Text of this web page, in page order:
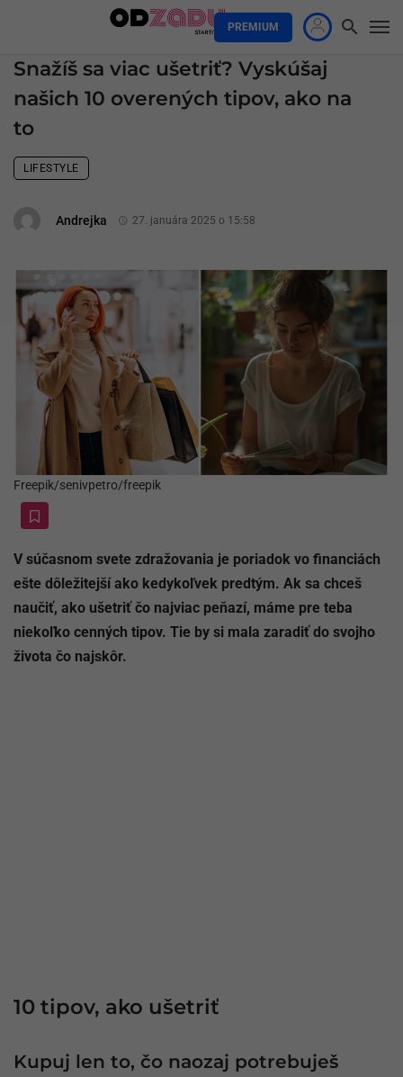
PREMIUM
Snažíš sa viac ušetriť? Vyskúšaj
našich 10 overených tipov, ako na
to
LIFESTYLE
Andrejka 27. januára 2025 o 15:58
Freepik/senivpetro/freepik
V súčasnom svete zdražovania je poriadok vo financiách
ešte dôležitejší ako kedykoľvek predtým. Ak sa chceš
naučiť, ako ušetriť čo najviac peňazí, máme pre teba
niekoľko cenných tipov. Tie by si mala zaradiť do svojho
života čo najskôr.
10 tipov, ako ušetriť
Kupuj len to, čo naozaj potrebuješ